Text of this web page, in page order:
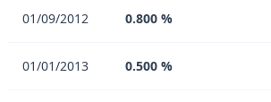
01/09/2012 0.800 %
01/01/2013 0.500 %